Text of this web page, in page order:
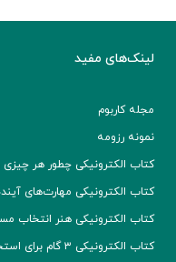
لینک‌های مفید
مجله کاربوم
نمونه رزومه
کتاب الکترونیکی چطور هر
کتاب الکترونیکی مهارت‌های
کتاب الکترونیکی هنر انتخاب
کتاب الکترونیکی ۳ گام برای استخدام موفق